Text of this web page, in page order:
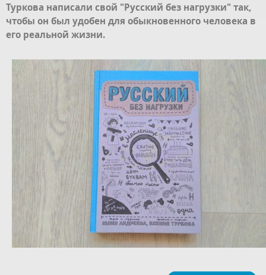
Туркова написали свой "Русский без нагрузки" так,
чтобы он был удобен для обыкновенного человека в
его реальной жизни.